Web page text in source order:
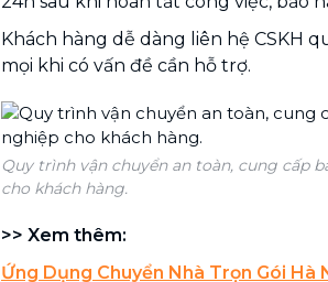
Khách hàng dễ dàng liên hệ CSKH
mọi khi có vấn đề cần hỗ trợ.
Quy trình vận chuyển an toàn, cung cấp
cho khách hàng.
>> Xem thêm:
Ứng Dụng Chuyển Nhà Trọn Gói Hà